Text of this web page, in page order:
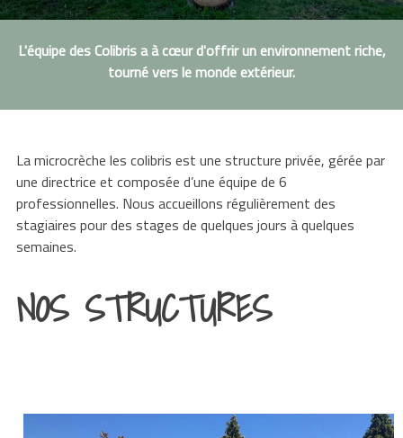
L'équipe des Colibris a à cœur d'offrir un environnement riche,
tourné vers le monde extérieur.
La microcrèche les colibris est une structure privée, gérée par
une directrice et composée d’une équipe de 6
professionnelles. Nous accueillons régulièrement des
stagiaires pour des stages de quelques jours à quelques
semaines.
NOS STRUCTURES